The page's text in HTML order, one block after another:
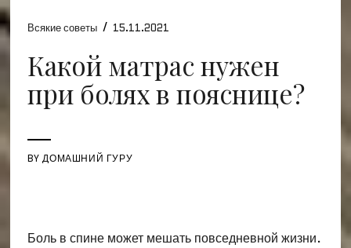
Всякие советы / 15.11.2021
Какой матрас нужен
при болях в пояснице?
BYДОМАШНИЙ ГУРУ
Боль в спине может мешать повседневной жизни.